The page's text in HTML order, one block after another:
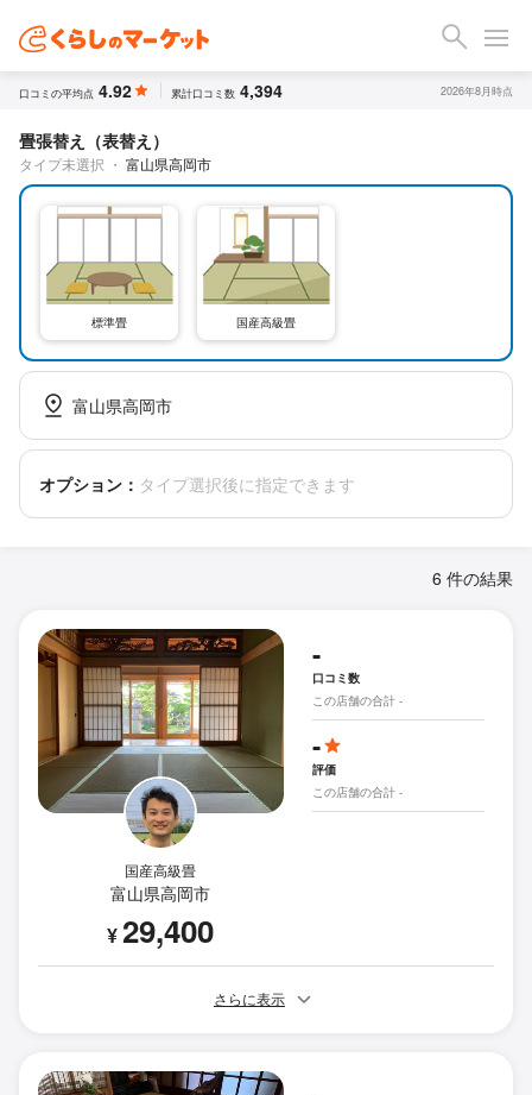
口コミの平均点 4.92 累計口コミ数 4,394 2026年8月時点
畳張替え（表替え）
タイプ未選択 ・ 富山県高岡市
標準畳 国産高級畳
富山県高岡市
オプション： タイプ選択後に指定できます
6 件の結果
国産高級畳
富山県高岡市
¥29,400
-
口コミ数
この店舗の合計 -
-
評価
この店舗の合計 -
さらに表示